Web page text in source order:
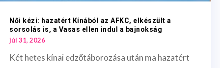
Női kézi: hazatért Kínából az AFKC, elkészült a
sorsolás is, a Vasas ellen indul a bajnokság
júl 31, 2026
Két hetes kínai edzőtáborozása után ma hazatért